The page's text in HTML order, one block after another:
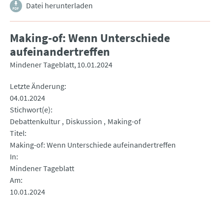
Datei herunterladen
Making-of: Wenn Unterschiede
aufeinandertreffen
Mindener Tageblatt 10.01.2024
Letzte Änderung
04.01.2024
Stichwort(e)
Debattenkultur Diskussion
Making-of
Titel
Making-of: Wenn Unterschiede aufeinandertreffen
In
Mindener Tageblatt
Am
10.01.2024